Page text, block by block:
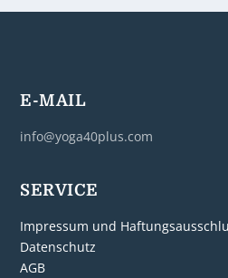
E-MAIL
info@yoga40plus.com
SERVICE
Impressum und
Datenschutz
AGB